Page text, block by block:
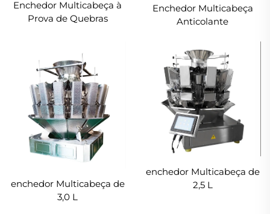
Enchedor Multicabeça à
Prova de Quebras
Enchedor Multicabeça
Anticolante
enchedor Multicabeça de
3,0 L
enchedor Multicabeça de
2,5 L